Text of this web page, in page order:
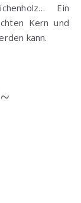
Ein
Kern und
kann.